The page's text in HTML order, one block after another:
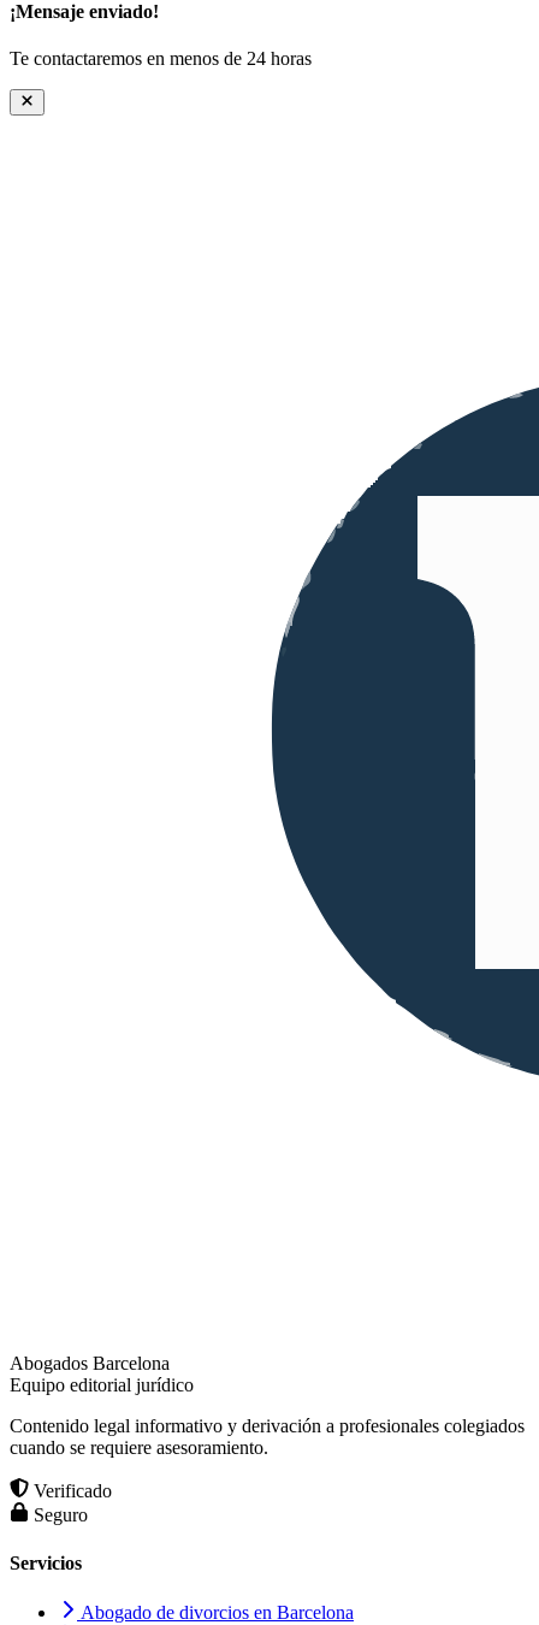
¡Mensaje enviado!
Te contactaremos en menos de 24 horas
Abogados Barcelona
Equipo editorial jurídico
Contenido legal informativo y derivación a profesionales colegiados
cuando se requiere asesoramiento.
Verificado
Seguro
Servicios
Abogado de divorcios en Barcelona